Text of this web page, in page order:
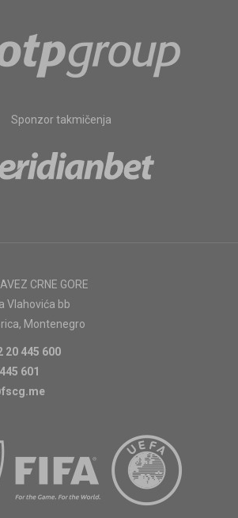
Sponzor takmičenja
CRNE GORE
Vlahovića bb
Montenegro
20 445 600
601